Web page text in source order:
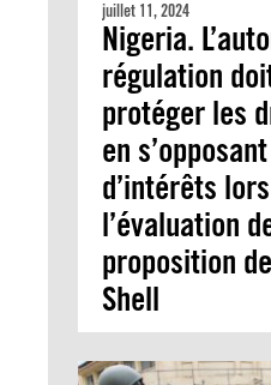
juillet 11, 2024
Nigeria.
régulation
protéger les
en
d’intérêts
l’évaluation
proposition
Shell